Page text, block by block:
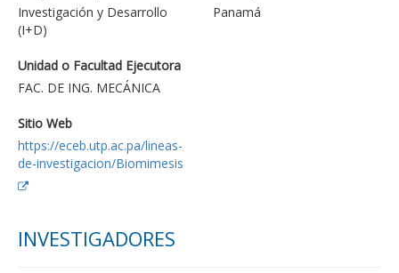
Investigación y Desarrollo
(I+D)
Panamá
Unidad o Facultad Ejecutora
FAC. DE ING. MECÁNICA
Sitio Web
https://eceb.utp.ac.pa/lineas-
de-investigacion/Biomimesis
INVESTIGADORES